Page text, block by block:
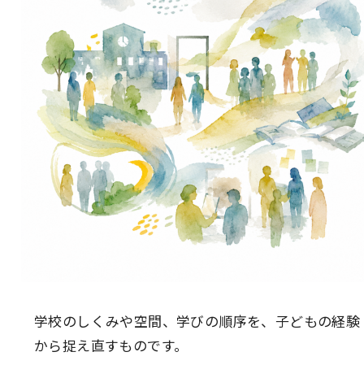
学校のしくみや空間、学びの順序を、子どもの経験
から捉え直すものです。